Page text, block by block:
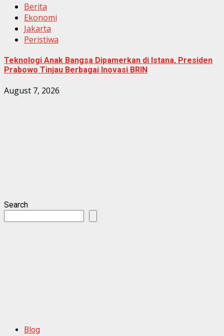
Berita
Ekonomi
Jakarta
Peristiwa
Teknologi Anak Bangsa Dipamerkan di Istana, Presiden
Prabowo Tinjau Berbagai Inovasi BRIN
August 7, 2026
Search
Blog